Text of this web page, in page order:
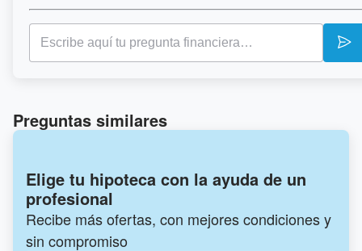
Preguntas similares
Elige tu hipoteca con la ayuda de un
profesional
Recibe más ofertas, con mejores condiciones y
sin compromiso